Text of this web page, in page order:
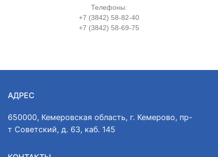
Телефоны:
+7 (3842) 58-82-40
+7 (3842) 58-69-75
АДРЕС
650000, Кемеровская область, г. Кемерово, пр-
т Советский, д. 63, каб. 145